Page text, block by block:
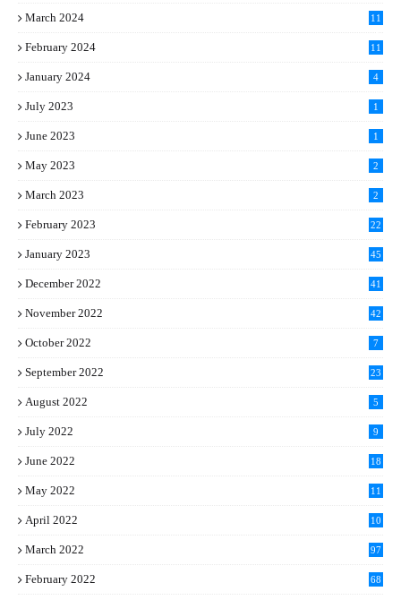
March 2024
11
February 2024
11
January 2024 4
July 2023 1
June 2023 1
May 2023 2
March 2023 2
February 2023 22
January 2023 45
December 2022 41
November 2022 42
October 2022 7
September 2022 23
August 2022 5
July 2022 9
June 2022 18
May 2022 11
April 2022 10
March 2022 97
February 2022 68